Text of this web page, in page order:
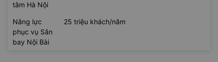
tâm Hà Nội
Năng lực
phục vụ Sân
bay Nội Bài
25 triệu khách/năm